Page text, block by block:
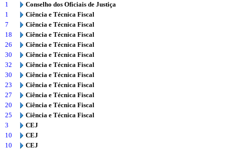
1
Conselho dos Oficiais de Justiça
1
Ciência e Técnica Fiscal
7
Ciência e Técnica Fiscal
18
Ciência e Técnica Fiscal
26
Ciência e Técnica Fiscal
30
Ciência e Técnica Fiscal
32
Ciência e Técnica Fiscal
30
Ciência e Técnica Fiscal
23
Ciência e Técnica Fiscal
27
Ciência e Técnica Fiscal
20
Ciência e Técnica Fiscal
25
Ciência e Técnica Fiscal
3
CEJ
10
CEJ
10
CEJ